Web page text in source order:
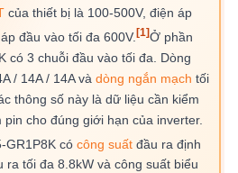
của thiết bị là 100-500V, điện áp
đầu vào tối đa 600V. [1]Ở phần
có 3 chuỗi đầu vào tối đa. Dòng
/ 14A / 14A và dòng ngắn mạch tối
thông số này là dữ liệu cần kiểm
cho đúng giới hạn của inverter.
GR1P8K có công suấtđầu ra định
ra tối đa 8.8kW và công suất biểu